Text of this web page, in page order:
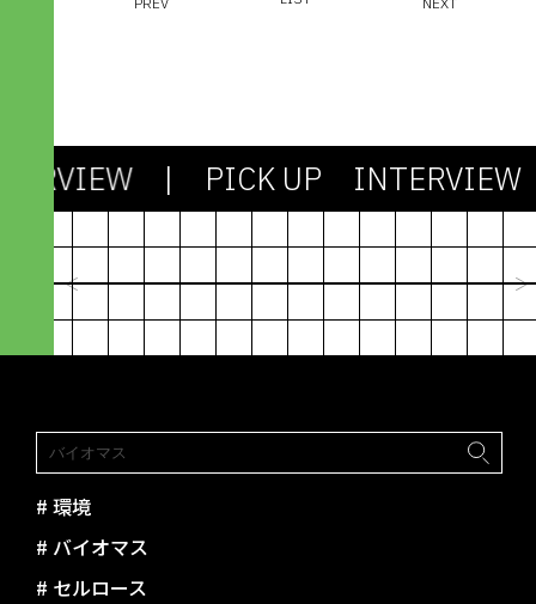
| PICK UP INTERVIEW|
社会も課題もシンプルじゃない。
剥き出しの「わからなさ」との対
2024.03.13
機能不全のシ
林篤志｜
paramita
# 環境
# バイオマス
# セルロース